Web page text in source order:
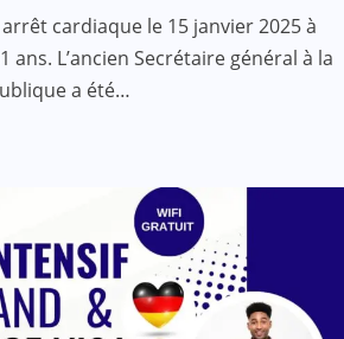
cardiaque le 15 janvier 2025 à
ans. L’ancien Secrétaire général à la
a été…